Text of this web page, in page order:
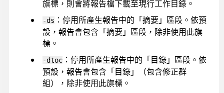
旗標，則會將報告檔下載至現行工作目錄。
-ds ：停用所產生報告中的「摘要」區段。依預
設，報告會包含「摘要」區段，除非使用此旗
標。
-dtoc ：停用所產生報告中的「目錄」區段。依
預設，報告會包含「目錄」（包含修正群
組），除非使用此旗標。